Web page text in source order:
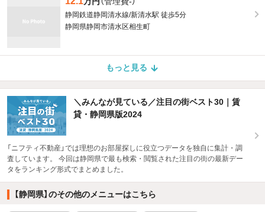
静岡鉄道静岡清水線/新清水駅 徒歩5分
静岡県静岡市清水区相生町
もっと見る
＼みんなが見ている／注目の街ベスト30｜賃
貸・静岡県版2024
「ニフティ不動産」では理想のお部屋探しに役立つデータを独自に集計・調
査しています。 今回は静岡県で最も検索・閲覧された注目の街の最新デー
タをランキング形式でまとめました。
【静岡県】のその他のメニューはこちら